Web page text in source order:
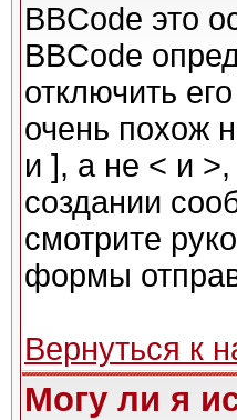
BBCode это
BBCode
отключить
очень похож
и ], а не < и
создании
смотрите
формы
Вернуться к
Могу ли я